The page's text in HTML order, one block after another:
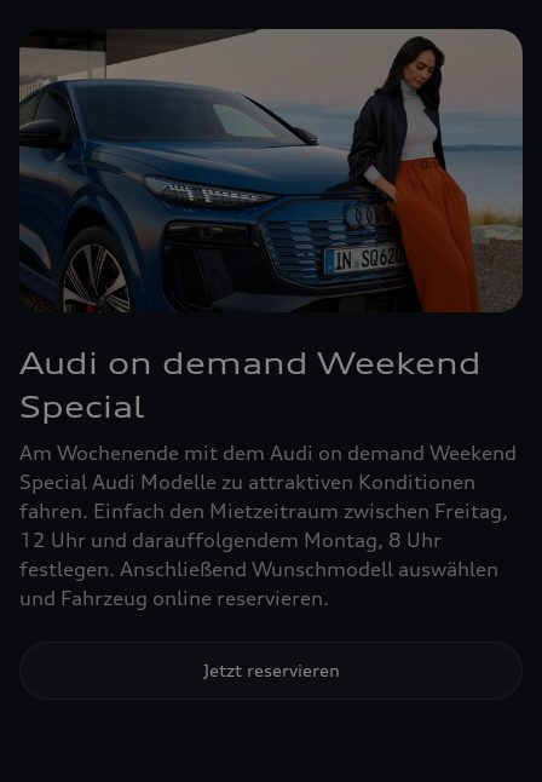
Audi on demand Weekend
Special
Am Wochenende mit dem Audi on demand Weekend
Special Audi Modelle zu attraktiven Konditionen
fahren. Einfach den Mietzeitraum zwischen Freitag,
12 Uhr und darauffolgendem Montag, 8 Uhr
festlegen. Anschließend Wunschmodell auswählen
und Fahrzeug online reservieren.
Jetzt reservieren